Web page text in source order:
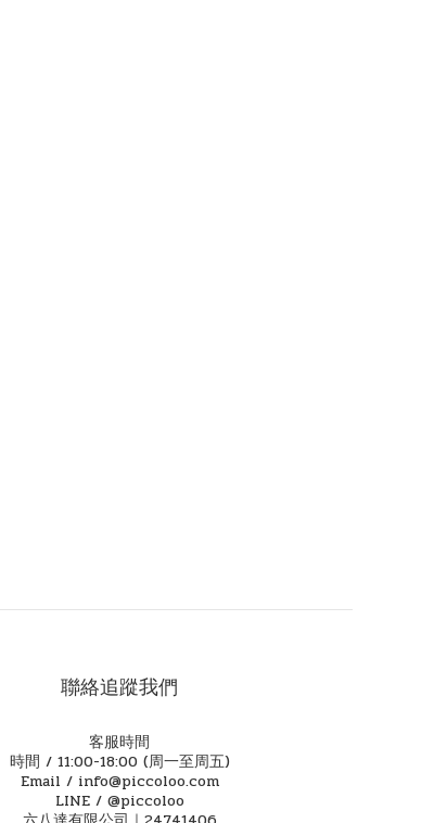
聯絡追蹤我們
客服時間
時間 / 11:00-18:00 (周一至周五)
Email / info@piccoloo.com
LINE / @piccoloo